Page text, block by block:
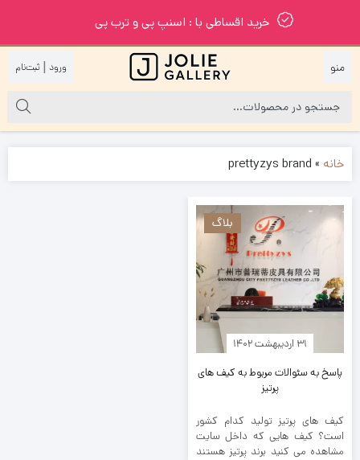
خرید اقساطی با : اسنپ پی و ترب پی
|
خانه »
prettyzys brand
بلاگ
۳۱ اردیبهشت ۱۴۰۲
پاسخ به سئوالات مربوط به کیف های
پرتیز
کیف های پرتیز تولید کدام کشور
است؟ کیف هایی که داخل سایت
مشاهده می کنید برند پرتیز هستند